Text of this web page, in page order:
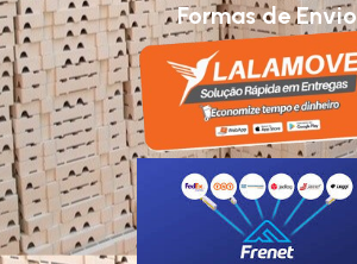
Formas de Envio